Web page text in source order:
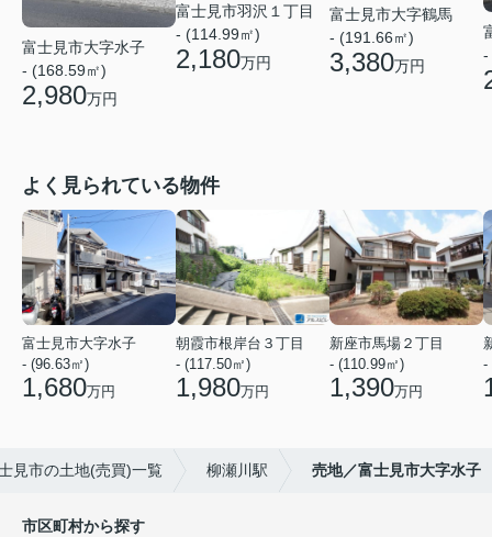
富士見市大字水子
- (168.59㎡)
2,980万円
富士見市羽沢１丁目
- (114.99㎡)
2,180万円
富士見市大字鶴馬
- (191.66㎡)
3,380万円
-
よく見られている物件
富士見市大字水子
- (96.63㎡)
1,680万円
朝霞市根岸台３丁目
- (117.50㎡)
1,980万円
新座市馬場２丁目
- (110.99㎡)
1,390万円
-
見市の土地(売買)一覧 柳瀬川駅 売地／富士見市大字水子
市区町村から探す